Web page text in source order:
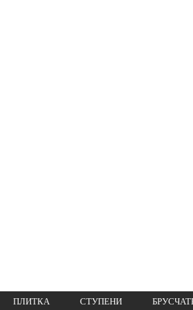
ПЛИТКА СТУПЕНИ